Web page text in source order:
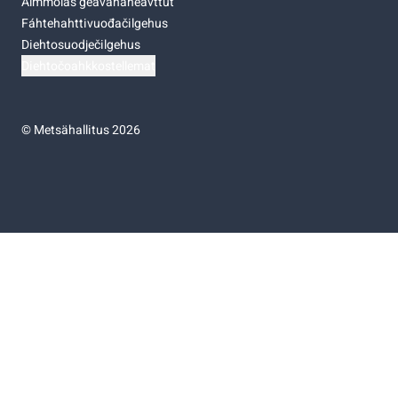
Fáhtehahttivuođačilgehus
Diehtosuodječilgehus
©Metsähallitus 2026